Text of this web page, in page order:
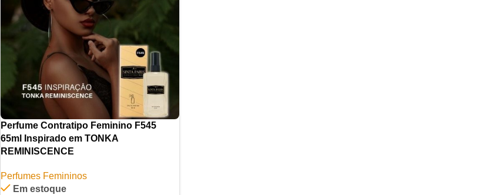
Perfume Contratipo Feminino F545
65ml Inspirado em TONKA
REMINISCENCE
Perfumes Femininos
Em estoque